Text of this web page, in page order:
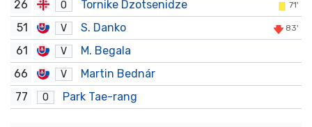
26 O Tornike Dzotsenidze 71'
51 V S. Danko 83'
61 V
M. Begala
66
V
Martin Bednár
77
O Park Tae-rang